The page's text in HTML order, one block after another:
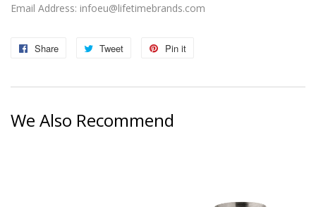
Email Address: infoeu@lifetimebrands.com
Share
Share
Facebook
Tweet
Tweet
Twitter
Pin it
Pinterest
We Also Recommend